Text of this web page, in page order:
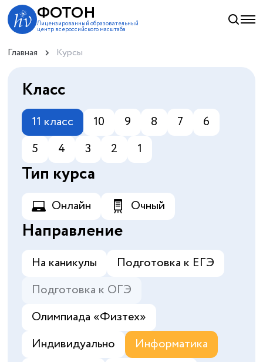
ФОТОН
Лицензированный образовательный
центр всероссийского масштаба
Главная Курсы
Класс
11 класс 10 9 8 7
6
5
4 3 2 1
Тип курса
Онлайн Очный
Направление
На каникулы
Подготовка к ЕГЭ
Подготовка к ОГЭ
Олимпиада «‎Физтех»
Индивидуально
Информатика